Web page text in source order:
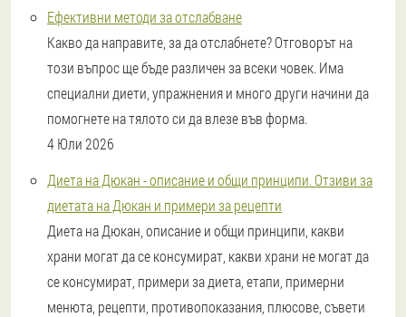
Ефективни методи за отслабване
Какво да направите, за да отслабнете? Отговорът на
този въпрос ще бъде различен за всеки човек. Има
специални диети, упражнения и много други начини да
помогнете на тялото си да влезе във форма.
4 Юли 2026
Диета на Дюкан - описание и общи принципи. Отзиви за
диетата на Дюкан и примери за рецепти
Диета на Дюкан, описание и общи принципи, какви
храни могат да се консумират, какви храни не могат да
се консумират, примери за диета, етапи, примерни
менюта, рецепти, противопоказания, плюсове, съвети